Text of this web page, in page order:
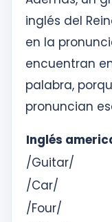
inglés del
en la
encuentran
palabra,
pronuncian
Inglés
/Guitar/
/Car/
/Four/